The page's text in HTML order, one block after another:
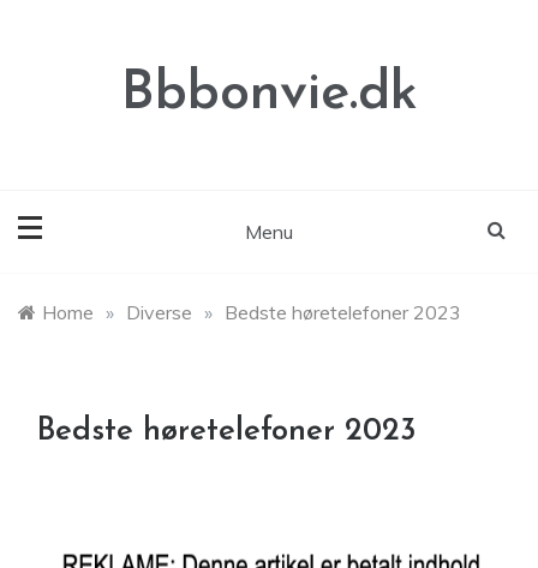
Bbbonvie.dk
Menu
Home » Diverse » Bedste høretelefoner 2023
Bedste høretelefoner 2023